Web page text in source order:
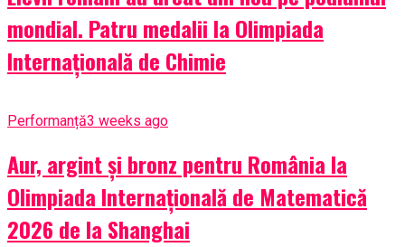
mondial. Patru medalii la Olimpiada
Internațională de Chimie
Performanță3 weeks ago
Aur, argint și bronz pentru România la
Olimpiada Internațională de Matematică
2026 de la Shanghai